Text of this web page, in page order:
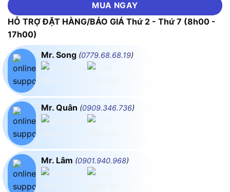
MUA NGAY
HỖ TRỢ ĐẶT HÀNG/BÁO GIÁ Thứ 2 - Thứ 7 (8h00 -
17h00)
Mr. Song (0779.68.68.19)
Mr. Quân (0909.346.736)
Mr. Lâm (0901.940.968)